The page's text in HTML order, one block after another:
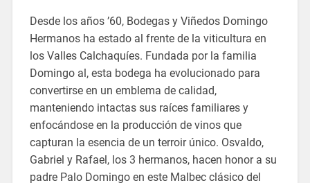
Desde los años ’60, Bodegas y Viñedos Domingo
Hermanos ha estado al frente de la viticultura en
los Valles Calchaquíes. Fundada por la familia
Domingo al, esta bodega ha evolucionado para
convertirse en un emblema de calidad,
manteniendo intactas sus raíces familiares y
enfocándose en la producción de vinos que
capturan la esencia de un terroir único. Osvaldo,
Gabriel y Rafael, los 3 hermanos, hacen honor a su
padre Palo Domingo en este Malbec clásico del